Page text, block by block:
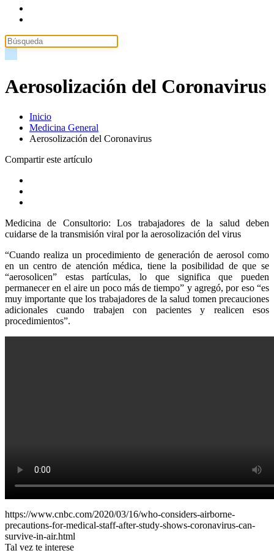
Aerosolización del Coronavirus
Inicio
Medicina General
Aerosolización del Coronavirus
Compartir este artículo
Medicina de Consultorio: Los trabajadores de la salud deben
cuidarse de la transmisión viral por la aerosolización del virus
“Cuando realiza un procedimiento de generación de aerosol como
en un centro de atención médica, tiene la posibilidad de que se
“aerosolicen” estas partículas, lo que significa que pueden
permanecer en el aire un poco más de tiempo” y agregó, por eso “es
muy importante que los trabajadores de la salud tomen precauciones
adicionales cuando trabajen con pacientes y realicen esos
procedimientos”.
https://www.cnbc.com/2020/03/16/who-considers-airborne-
precautions-for-medical-staff-after-study-shows-coronavirus-can-
survive-in-air.html
Tal vez te interese